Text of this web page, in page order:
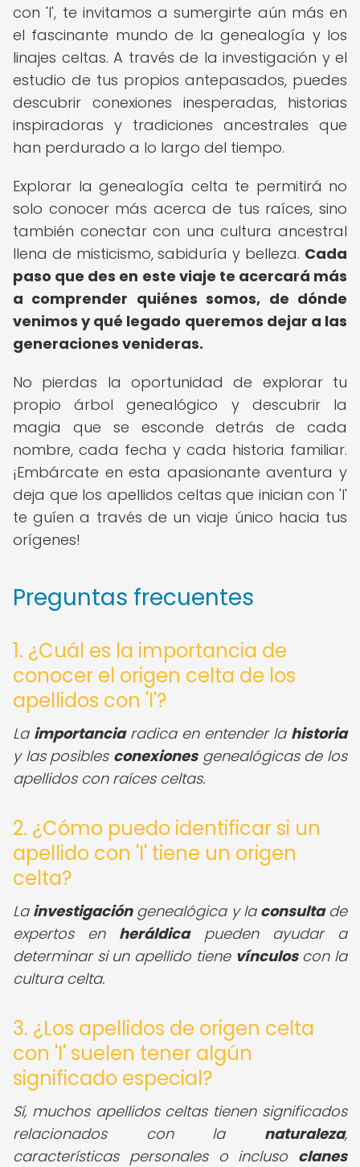
con 'I', te invitamos a sumergirte aún más en
el fascinante mundo de la genealogía y los
linajes celtas. A través de la investigación y el
estudio de tus propios antepasados, puedes
descubrir conexiones inesperadas, historias
inspiradoras y tradiciones ancestrales que
han perdurado a lo largo del tiempo.
Explorar la genealogía celta te permitirá no
solo conocer más acerca de tus raíces, sino
también conectar con una cultura ancestral
llena de misticismo, sabiduría y belleza. Cada
paso que des en este viaje te acercará más
a comprender quiénes somos, de dónde
venimos y qué legado queremos dejar a las
generaciones venideras.
No pierdas la oportunidad de explorar tu
propio árbol genealógico y descubrir la
magia que se esconde detrás de cada
nombre, cada fecha y cada historia familiar.
¡Embárcate en esta apasionante aventura y
deja que los apellidos celtas que inician con 'I'
te guíen a través de un viaje único hacia tus
orígenes!
Preguntas frecuentes
1. ¿Cuál es la importancia de
conocer el origen celta de los
apellidos con 'I'?
La importanciaradica en entender la historia
y las posibles conexionesgenealógicas de los
apellidos con raíces celtas.
2. ¿Cómo puedo identificar si un
apellido con 'I' tiene un origen
celta?
La investigacióngenealógica y la consultade
expertos en heráldicapueden ayudar a
determinar si un apellido tiene vínculoscon la
cultura celta.
3. ¿Los apellidos de origen celta
con 'I' suelen tener algún
significado especial?
Sí, muchos apellidos celtas tienen significados
relacionados con la naturaleza,
características personales o incluso clanes